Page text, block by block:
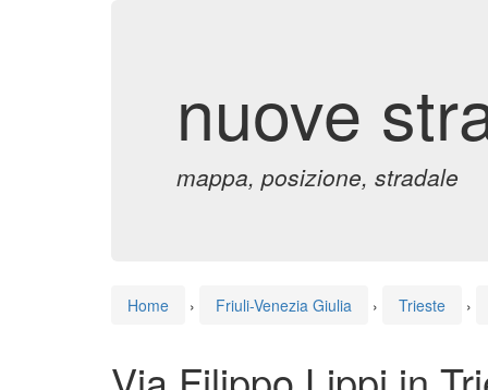
nuove
mappa, posizione, stradale
Home › Friuli-Venezia Giulia › Trieste ›